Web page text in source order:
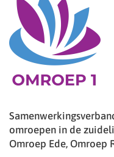
omroepen in de
Omroep Ede, Omroep